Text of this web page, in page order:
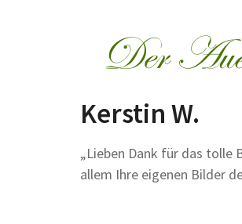
Kerstin W.
„Lieben Dank für das tolle
allem Ihre eigenen Bilder